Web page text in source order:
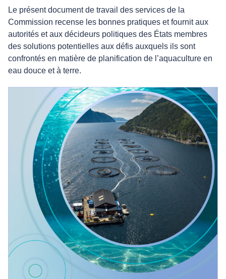
Le présent document de travail des services de la
Commission recense les bonnes pratiques et fournit aux
autorités et aux décideurs politiques des États membres
des solutions potentielles aux défis auxquels ils sont
confrontés en matière de planification de l’aquaculture en
eau douce et à terre.